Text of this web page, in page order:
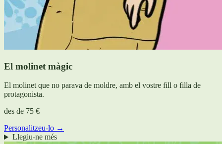
El molinet màgic
El molinet que no parava de moldre, amb el vostre fill o filla de
protagonista.
des de 75 €
Personalitzeu-lo →
Llegiu-ne més